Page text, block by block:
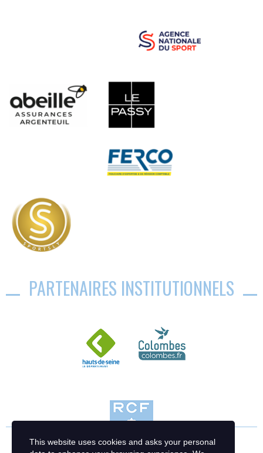
PARTENAIRES INSTITUTIONNELS
This website uses cookies and asks your personal